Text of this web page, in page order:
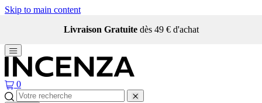
Skip to main content
Livraison Gratuite dès 49 € d'achat
0